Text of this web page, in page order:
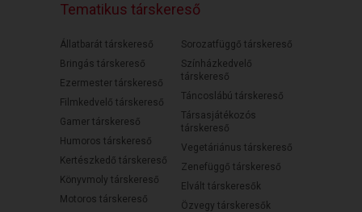
Tematikus társkereső
Állatbarát társkereső
Bringás társkereső
Ezermester társkereső
Filmkedvelő társkereső
Gamer társkereső
Humoros társkereső
Kertészkedő társkereső
Könyvmoly társkereső
Motoros társkereső
Sorozatfüggő társkereső
Színházkedvelő
társkereső
Táncoslábú társkereső
Társasjátékozós
társkereső
Vegetáriánus társkereső
Zenefüggő társkereső
Elvált társkeresők
Özvegy társkeresők